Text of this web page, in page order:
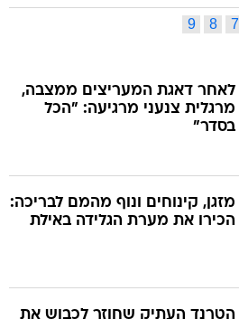
7
8
9
לאחר דאגת המעריצים ממצבה,
מרגלית צנעני מרגיעה: "הכל
בסדר"
מזגן, קינוחים ונוף מהמם לבריכה:
הכירו את מערת הגלידה באילת
הטרנד העתיק שחוזר לכבוש את